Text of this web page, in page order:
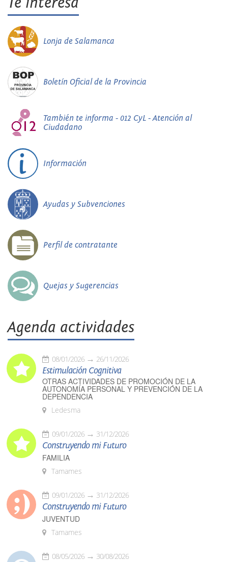
Lonja de Salamanca
Boletín Oficial de la Provincia
También te informa - 012 CyL - Atención al
Ciudadano
Información
Ayudas y Subvenciones
Perfil de contratante
Quejas y Sugerencias
Agenda actividades
08/01/2026 26/11/2026
Estimulación Cognitiva
OTRAS ACTIVIDADES DE PROMOCIÓN DE LA
AUTONOMÍA PERSONAL Y PREVENCIÓN DE LA
DEPENDENCIA
Ledesma
09/01/2026 31/12/2026
Construyendo mi Futuro
FAMILIA
Tamames
09/01/2026 31/12/2026
Construyendo mi Futuro
JUVENTUD
Tamames
08/05/2026 30/08/2026